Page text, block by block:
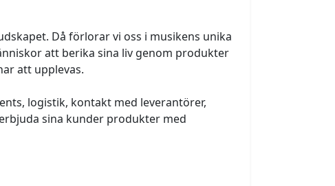
Då förlorar vi oss i musikens unika
att berika sina liv genom produkter
att upplevas.
logistik, kontakt med leverantörer,
sina kunder produkter med